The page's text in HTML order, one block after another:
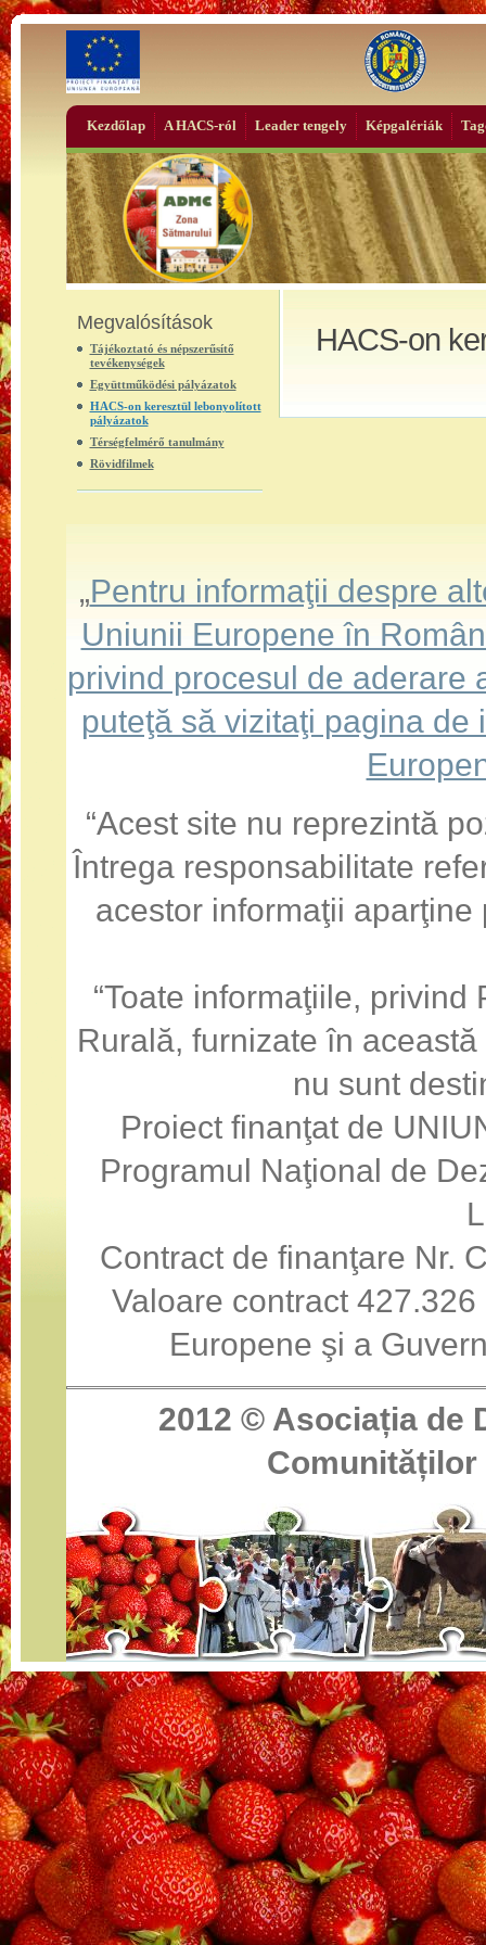
Kezdőlap A HACS-ról Leader tengely Képgalériák
Megvalósítások
Tájékoztató és népszerűsítő
tevékenységek
Együttműködési pályázatok
HACS-on keresztül lebonyolított
pályázatok
Térségfelmérő tanulmány
Rövidfilmek
HACS-on
„Pentru informaţii despre
Uniunii Europene în
privind procesul de aderare
puteţă să vizitaţi pagina
“Acest site nu reprezintă
Întrega responsabilitate
acestor informaţii
“Toate informaţiile,
Rurală, furnizate în
nu sunt
Proiect finanţat de
Programul Naţional de
Contract de finanţare Nr.
Valoare contract
Europene şi a
2012 © Asociația de
Comunităților